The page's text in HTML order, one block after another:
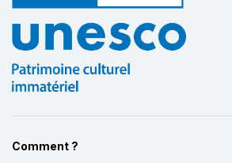
Comment ?